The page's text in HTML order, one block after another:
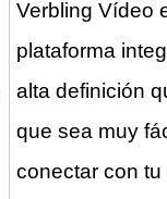
Verbling Vídeo
plataforma
alta definición
que sea muy
conectar con tu